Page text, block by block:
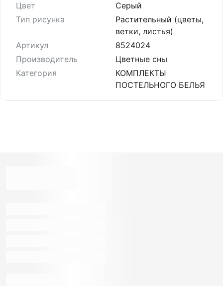
Цвет
Серый
Тип рисунка
Растительный (цветы,
ветки, листья)
Артикул
8524024
Производитель
Цветные сны
Категория
КОМПЛЕКТЫ
ПОСТЕЛЬНОГО БЕЛЬЯ